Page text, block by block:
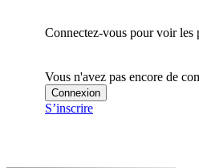
Connectez-vous pour voir les
Vous n'avez pas encore de
Connexion
S’inscrire